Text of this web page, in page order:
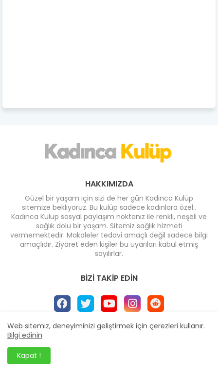
HAKKIMIZDA
Güzel bir yaşam için sizi de her gün Kadınca Kulüp
sitemize bekliyoruz. Bu kulüp sadece kadınlara özel..
Kadınca Kulüp sosyal paylaşım noktanız ile renkli, neşeli ve
sağlık dolu bir yaşam. Sitemiz sağlık hizmeti
vermemektedir. Makaleler tedavi amaçlı değil sadece bilgi
amaçlıdır. Ziyaret eden kişiler bu uyarıları kabul etmiş
sayılırlar.
BIZI TAKIP EDIN
Ana Sayfa
Dizayn -
Web sitemiz, deneyiminizi geliştirmek için çerezleri kullanır.
Bilgi edinin
Kapat !